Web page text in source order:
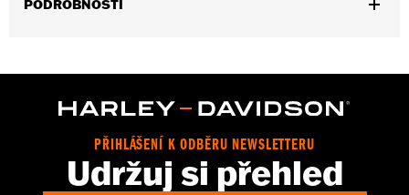
PODROBNOSTI
Sold In Units: Each
,,,,,,,,,,,,,,,,,,,,,,,,,,,,,,,,,,,,,,,,,,,,,,,,,,,,,,,,,,,,,,,,,,
Removing and installing engine covers may require
purchase of new gaskets. See dealer for information.
PŘIHLÁŠENÍ K ODBĚRU NEWSLETTERU
Udržuj si přehled